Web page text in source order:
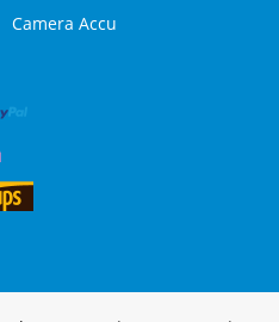
Camera Accu